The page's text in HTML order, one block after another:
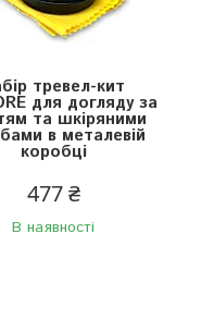
тревел-кит
для догляду за
та шкіряними
в металевій
коробці
477 ₴
В наявності